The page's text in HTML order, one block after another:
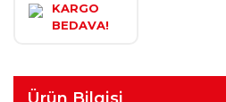
KARGO
BEDAVA!
Ürün Bilgisi